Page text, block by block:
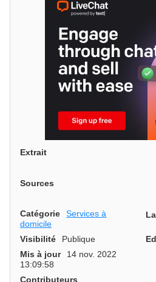
Extrait
Sources
Catégorie
Services à
domicile
Visibilité Publique
Mis à jour
14 nov. 2022
13:09:58
Contributeurs